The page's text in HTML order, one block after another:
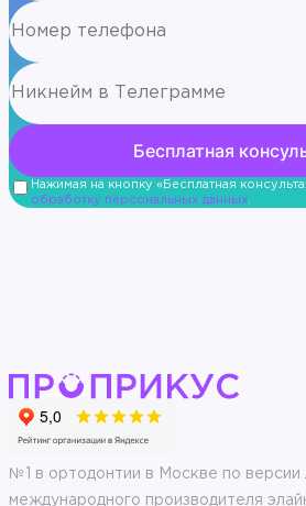
Нажимая на кнопку «Бесплатная
обработку персональных данных.
№1 в ортодонтии в Москве по версии
международного производителя